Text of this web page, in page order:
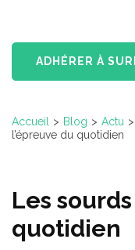
contenu
(Pressez
ADHÉRER À
Accueil > Blog > Actu >
l’épreuve du quotidien
Les
quotidien